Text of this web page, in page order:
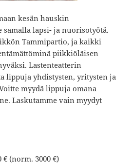
kesän hauskin
samalla lapsi- ja nuorisotyötä.
Tammipartio, ja kaikki
piikkiöläisen
Lastenteatterin
lippuja yhdistysten, yritysten ja
myydä lippuja omana
Laskutamme vain myydyt
€ (norm. 3000 €)